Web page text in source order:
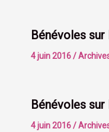
Bénévoles
4 juin 2016/
Bénévoles
4 juin 2016/